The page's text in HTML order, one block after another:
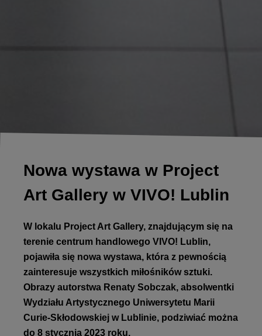
Nowa wystawa w Project
Art Gallery w VIVO! Lublin
W lokalu Project Art Gallery, znajdującym się na
terenie centrum handlowego VIVO! Lublin,
pojawiła się nowa wystawa, która z pewnością
zainteresuje wszystkich miłośników sztuki.
Obrazy autorstwa Renaty Sobczak, absolwentki
Wydziału Artystycznego Uniwersytetu Marii
Curie-Skłodowskiej w Lublinie, podziwiać można
do 8 stycznia 2023 roku.